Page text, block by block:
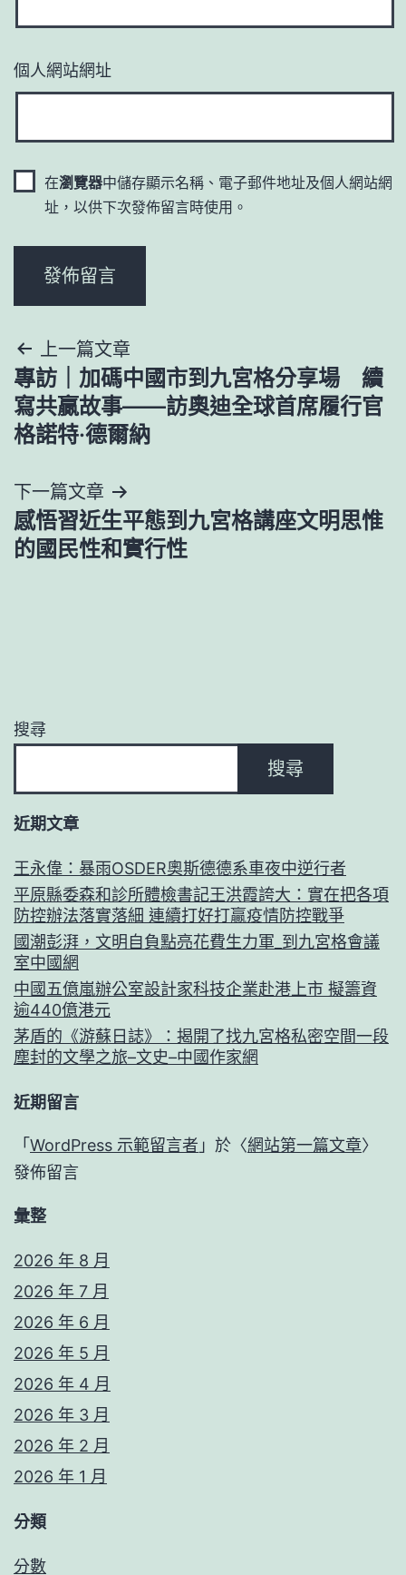
個人網站網址
在瀏覽器中儲存顯示名稱、電子郵件地址及個人網站網
址，以供下次發佈留言時使用。
文
章
導
覽
上一篇文章
專訪｜加碼中國市到九宮格分享場 續
寫共贏故事——訪奧迪全球首席履行官
格諾特·德爾納
下一篇文章
感悟習近生平態到九宮格講座文明思惟
的國民性和實行性
搜尋
搜尋
近期文章
王永偉：暴雨OSDER奧斯德德系車夜中逆行者
平原縣委森和診所體檢書記王洪霞誇大：實在把各項
防控辦法落實落細 連續打好打贏疫情防控戰爭
國潮彭湃，文明自負點亮花費生力軍_到九宮格會議
室中國網
中國五億嵐辦公室設計家科技企業赴港上市 擬籌資
逾440億港元
茅盾的《游蘇日誌》：揭開了找九宮格私密空間一段
塵封的文學之旅–文史–中國作家網
近期留言
「 WordPress 示範留言者 」於〈網站第一篇文章〉
發佈留言
彙整
2026 年 8 月
2026 年 7 月
2026 年 6 月
2026 年 5 月
2026 年 4 月
2026 年 3 月
2026 年 2 月
2026 年 1 月
分類
分數